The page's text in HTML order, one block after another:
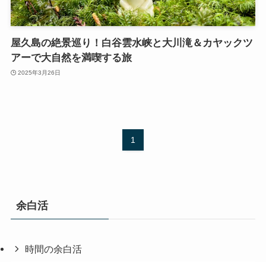
屋久島の絶景巡り！白谷雲水峡と大川滝＆カヤックツ
アーで大自然を満喫する旅
2025年3月26日
1
余白活
時間の余白活